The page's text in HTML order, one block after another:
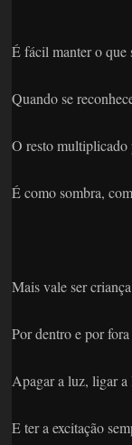
É fácil manter o que
Quando se
O resto multiplicado
É como sombra,
Mais vale ser
Por dentro e por
Apagar a luz, ligar a
E ter a excitação